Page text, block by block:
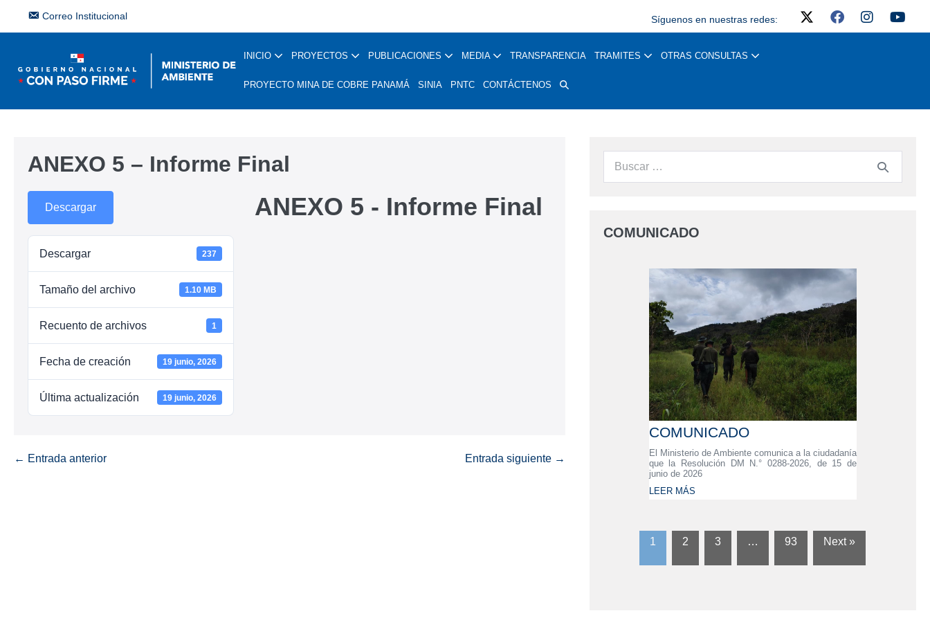
Correo Institucional Síguenos en nuestras redes:
INICIO PROYECTOS PUBLICACIONES MEDIA TRANSPARENCIA TRAMITES OTRAS CONSULTAS
PROYECTO MINA DE COBRE PANAMÁ SINIA PNTC CONTÁCTENOS
ANEXO 5 – Informe Final
Descargar
Descargar 237
Tamaño del archivo 1.10 MB
Recuento de archivos 1
Fecha de creación 19 junio, 2026
Última actualización 19 junio, 2026
ANEXO 5 - Informe Final
← Entrada anterior Entrada siguiente →
COMUNICADO
COMUNICADO
El Ministerio de Ambiente comunica a la ciudadanía
que la Resolución DM N.° 0288-2026, de 15 de
junio de 2026
LEER MÁS
1 2 3 … 93 Next »